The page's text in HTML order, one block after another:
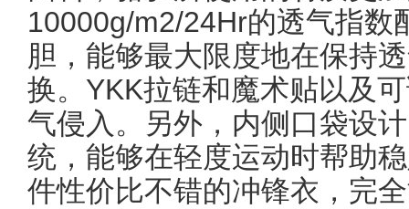
10000g/m2/24Hr的透气指数
胆，能够最大限度地在保持
换。YKK拉链和魔术贴以及
气侵入。另外，内侧口袋设
统，能够在轻度运动时帮助
件性价比不错的冲锋衣，完